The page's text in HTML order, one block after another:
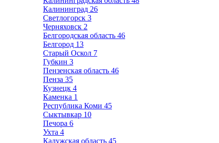
Калининград 26
Светлогорск 3
Черняховск 2
Белгородская область 46
Белгород 13
Старый Оскол 7
Губкин 3
Пензенская область 46
Пенза 35
Кузнецк 4
Каменка 1
Республика Коми 45
Сыктывкар 10
Печора 6
Ухта 4
Калужская область 45